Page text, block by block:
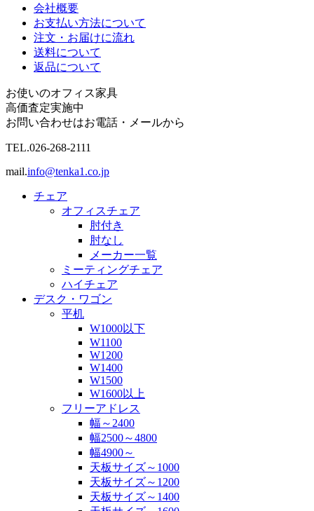
会社概要
お支払い方法について
注文・お届けに流れ
送料について
返品について
お使いのオフィス家具
高価査定実施中
お問い合わせはお電話・メールから
TEL.026-268-2111
mail.info@tenka1.co.jp
チェア
オフィスチェア
肘付き
肘なし
メーカー一覧
ミーティングチェア
ハイチェア
デスク・ワゴン
平机
W1000以下
W1100
W1200
W1400
W1500
W1600以上
フリーアドレス
幅～2400
幅2500～4800
幅4900～
天板サイズ～1000
天板サイズ～1200
天板サイズ～1400